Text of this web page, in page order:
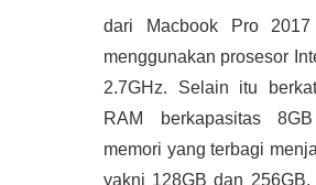
dari Macbook Pro
menggunakan prosesor
2.7GHz. Selain itu
RAM berkapasitas
memori yang terbagi